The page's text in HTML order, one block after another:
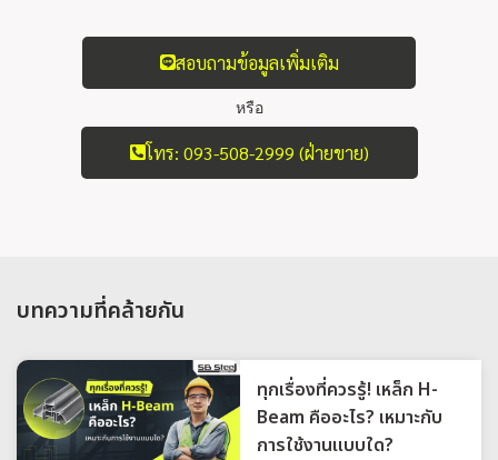
สอบถามข้อมูลเพิ่มเติม
หรือ
โทร: 093-508-2999 (ฝ่ายขาย)
บทความที่คล้ายกัน
ทุกเรื่องที่ควรรู้! เหล็ก H-
Beam คืออะไร? เหมาะกับ
การใช้งานแบบใด?